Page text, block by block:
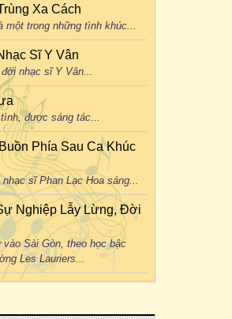
Xa Cách
một trong những tình khúc...
Sĩ Y Vân
nhạc sĩ Y Vân...
được sáng tác...
Phía Sau Ca Khúc
sĩ Phan Lạc Hoa sáng...
Nghiệp Lẫy Lừng, Đời
Sài Gòn, theo học bậc
Les Lauriers...